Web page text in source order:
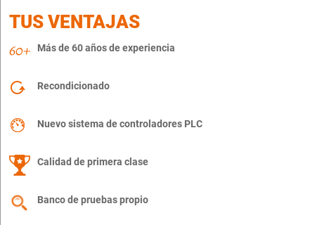
TUS VENTAJAS
Más de 60 años de experiencia
Recondicionado
Nuevo sistema de controladores PLC
Calidad de primera clase
Banco de pruebas propio